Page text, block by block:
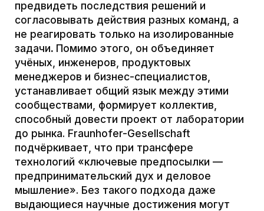
October book fair
This is the most important event of the literary market.
The festival takes place on the territory of the cluster
Star in the second pavilion